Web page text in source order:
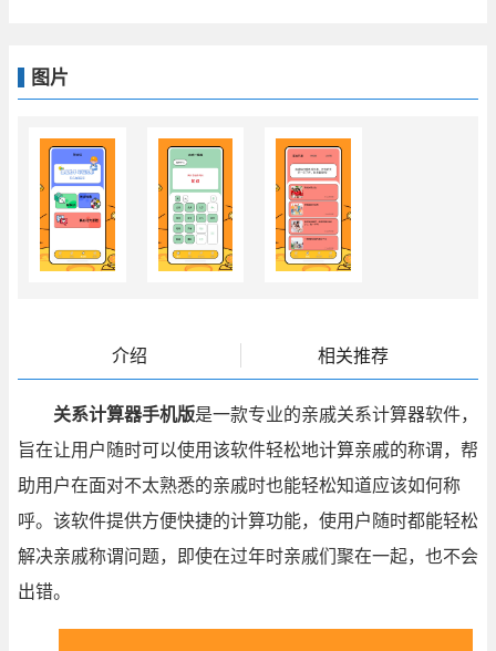
图片
介绍 相关推荐
关系计算器手机版是一款专业的亲戚关系计算器软件，
旨在让用户随时可以使用该软件轻松地计算亲戚的称谓，帮
助用户在面对不太熟悉的亲戚时也能轻松知道应该如何称
呼。该软件提供方便快捷的计算功能，使用户随时都能轻松
解决亲戚称谓问题，即使在过年时亲戚们聚在一起，也不会
出错。